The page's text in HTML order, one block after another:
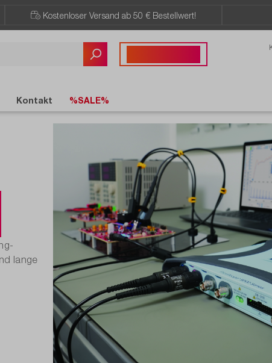
Kostenloser Versand ab 50 € Bestellwert!
Kontakt %SALE%
lange